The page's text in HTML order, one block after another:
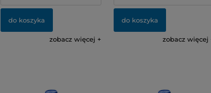
do koszyka
zobacz więcej
do koszyka
zobacz więcej